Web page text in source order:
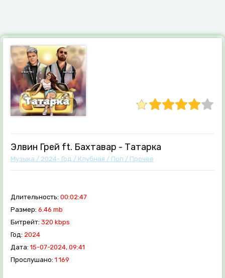
Элвин Грей ft. Бахтавар - Татарка
Музыка / 2024- Год / Клубная / Поп / Прочее
Длительность: 00:02:47
Размер: 6.46 mb
Битрейт: 320 kbps
Год: 2024
Дата: 15-07-2024, 09:41
Прослушано: 1 169